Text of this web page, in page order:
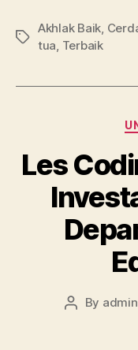
Akhlak Baik,
tua, Terbaik
Les
By